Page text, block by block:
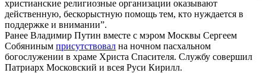
христианские религиозные организации оказывают
действенную, бескорыстную помощь тем, кто нуждается в
поддержке и внимании”.
Ранее Владимир Путин вместе с мэром Москвы Сергеем
Собяниным присутствовал на ночном пасхальном
богослужении в храме Христа Спасителя. Службу совершил
Патриарх Московский и всея Руси Кирилл.